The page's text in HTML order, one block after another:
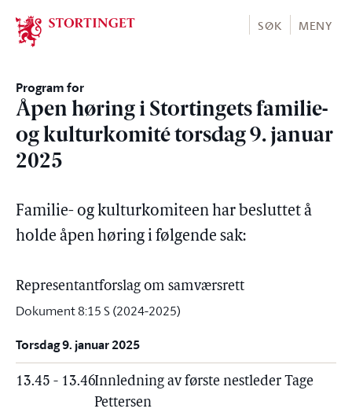
Stortinget.no
SØK MENY
Program for
Åpen høring i Stortingets familie-
og kulturkomité torsdag 9. januar
2025
Familie- og kulturkomiteen har besluttet å
holde åpen høring i følgende sak:
Representantforslag om samværsrett
Dokument 8:15 S (2024-2025)
Torsdag 9. januar 2025
13.45 - 13.46Innledning av første nestleder Tage
Pettersen